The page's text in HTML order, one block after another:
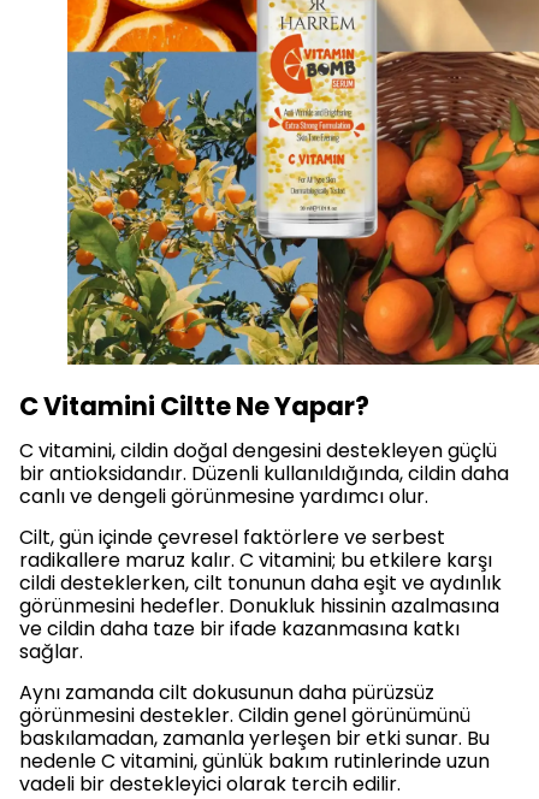
C Vitamini Ciltte Ne Yapar?
C vitamini, cildin doğal dengesini destekleyen güçlü
bir antioksidandır. Düzenli kullanıldığında, cildin daha
canlı ve dengeli görünmesine yardımcı olur.
Cilt, gün içinde çevresel faktörlere ve serbest
radikallere maruz kalır. C vitamini; bu etkilere karşı
cildi desteklerken, cilt tonunun daha eşit ve aydınlık
görünmesini hedefler. Donukluk hissinin azalmasına
ve cildin daha taze bir ifade kazanmasına katkı
sağlar.
Aynı zamanda cilt dokusunun daha pürüzsüz
görünmesini destekler. Cildin genel görünümünü
baskılamadan, zamanla yerleşen bir etki sunar. Bu
nedenle C vitamini, günlük bakım rutinlerinde uzun
vadeli bir destekleyici olarak tercih edilir.